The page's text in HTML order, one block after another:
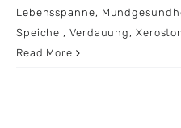
Lebensspanne,
Speichel , Verdauung ,
Read More